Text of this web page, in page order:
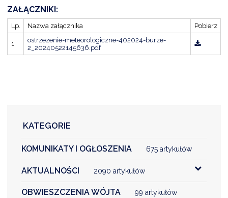
CZYSTE POWIETRZE
EWIDENCJA EMISYJNOŚCI BUDYNKÓW (CEEB)
ZAŁĄCZNIKI:
Lp. Nazwa załącznika Pobierz
1
ostrzezenie-meteorologiczne-402024-burze-
2_20240522145636.pdf
KATEGORIE
KOMUNIKATY I OGŁOSZENIA 675 artykułów
AKTUALNOŚCI 2090 artykułów
OBWIESZCZENIA WÓJTA 99 artykułów